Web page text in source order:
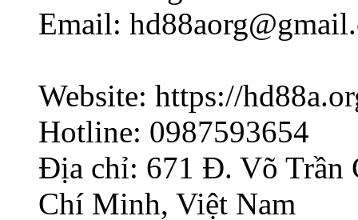
Email:
Website: https://
Hotline: 0987593654
Địa chỉ: 671 Đ. Võ Trần
Chí Minh, Việt Nam